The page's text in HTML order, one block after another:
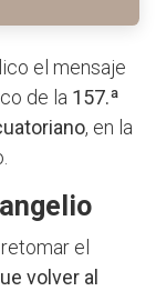
el mensaje
de la 157.ª
, en la
el
volver al